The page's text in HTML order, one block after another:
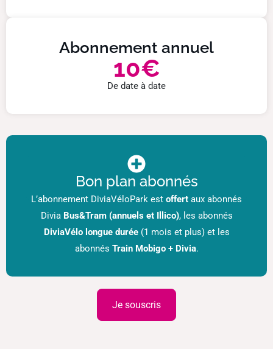
Abonnement annuel
10€
De date à date
Bon plan abonnés
L’abonnement DiviaVéloPark est offert aux abonnés
Divia Bus&Tram (annuels et Illico), les abonnés
DiviaVélo longue durée(1 mois et plus) et les
abonnés Train Mobigo + Divia.
Je souscris